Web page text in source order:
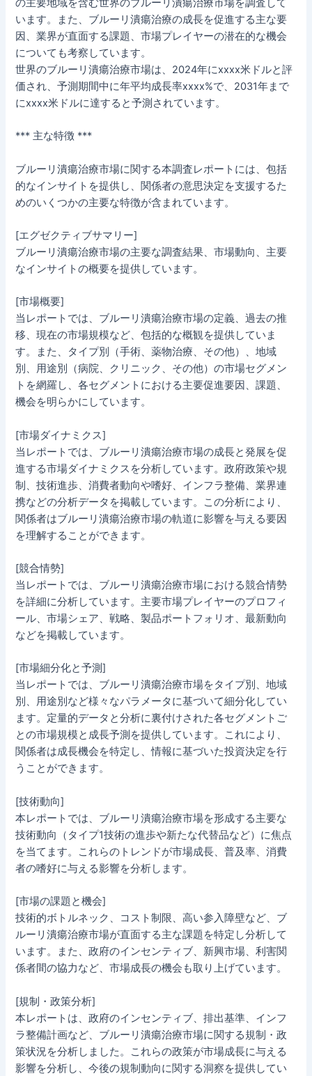
の主要地域を含む世界のブルーリ潰瘍治療市場を調査して
います。また、ブルーリ潰瘍治療の成長を促進する主な要
因、業界が直面する課題、市場プレイヤーの潜在的な機会
についても考察しています。
世界のブルーリ潰瘍治療市場は、2024年にxxxx米ドルと評
価され、予測期間中に年平均成長率xxxx%で、2031年まで
にxxxx米ドルに達すると予測されています。
*** 主な特徴 ***
ブルーリ潰瘍治療市場に関する本調査レポートには、包括
的なインサイトを提供し、関係者の意思決定を支援するた
めのいくつかの主要な特徴が含まれています。
[エグゼクティブサマリー]
ブルーリ潰瘍治療市場の主要な調査結果、市場動向、主要
なインサイトの概要を提供しています。
[市場概要]
当レポートでは、ブルーリ潰瘍治療市場の定義、過去の推
移、現在の市場規模など、包括的な概観を提供していま
す。また、タイプ別（手術、薬物治療、その他）、地域
別、用途別（病院、クリニック、その他）の市場セグメン
トを網羅し、各セグメントにおける主要促進要因、課題、
機会を明らかにしています。
[市場ダイナミクス]
当レポートでは、ブルーリ潰瘍治療市場の成長と発展を促
進する市場ダイナミクスを分析しています。政府政策や規
制、技術進歩、消費者動向や嗜好、インフラ整備、業界連
携などの分析データを掲載しています。この分析により、
関係者はブルーリ潰瘍治療市場の軌道に影響を与える要因
を理解することができます。
[競合情勢]
当レポートでは、ブルーリ潰瘍治療市場における競合情勢
を詳細に分析しています。主要市場プレイヤーのプロフィ
ール、市場シェア、戦略、製品ポートフォリオ、最新動向
などを掲載しています。
[市場細分化と予測]
当レポートでは、ブルーリ潰瘍治療市場をタイプ別、地域
別、用途別など様々なパラメータに基づいて細分化してい
ます。定量的データと分析に裏付けされた各セグメントご
との市場規模と成長予測を提供しています。これにより、
関係者は成長機会を特定し、情報に基づいた投資決定を行
うことができます。
[技術動向]
本レポートでは、ブルーリ潰瘍治療市場を形成する主要な
技術動向（タイプ1技術の進歩や新たな代替品など）に焦点
を当てます。これらのトレンドが市場成長、普及率、消費
者の嗜好に与える影響を分析します。
[市場の課題と機会]
技術的ボトルネック、コスト制限、高い参入障壁など、ブ
ルーリ潰瘍治療市場が直面する主な課題を特定し分析して
います。また、政府のインセンティブ、新興市場、利害関
係者間の協力など、市場成長の機会も取り上げています。
[規制・政策分析]
本レポートは、政府のインセンティブ、排出基準、インフ
ラ整備計画など、ブルーリ潰瘍治療市場に関する規制・政
策状況を分析しました。これらの政策が市場成長に与える
影響を分析し、今後の規制動向に関する洞察を提供してい